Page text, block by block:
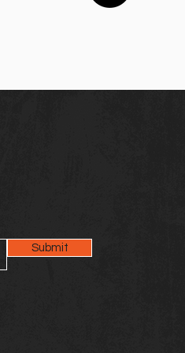
Submit